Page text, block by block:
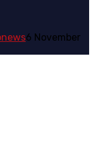
6 November